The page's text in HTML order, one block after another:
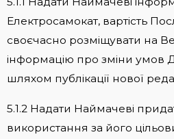
Електросамокат, вартість
своєчасно розміщувати на
інформацію про зміни умов
шляхом публікації нової
5.1.2 Надати Наймачеві
використання за його